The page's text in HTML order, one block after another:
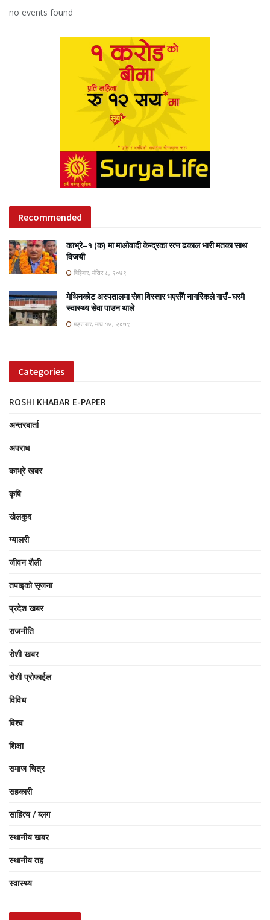
no events found
Recommended
काभ्रे–१ (क) मा माओवादी केन्द्रका रत्न ढकाल भारी मतका साथ
विजयी
बिहिबार, मंसिर ८, २०७९
मेथिनकोट अस्पतालमा सेवा विस्तार भएसँगै नागरिकले गाउँ–घरमै
स्वास्थ्य सेवा पाउन थाले
मङ्लबार, माघ १७, २०७९
Categories
ROSHI KHABAR E-PAPER
अन्तरबार्ता
अपराध
काभ्रे खबर
कृषि
खेलकुद
ग्यालरी
जीवन शैली
तपाइको सृजना
प्रदेश खबर
राजनीति
रोशी खबर
रोशी प्रोफाईल
विविध
विश्व
शिक्षा
समाज चित्र
सहकारी
साहित्य / ब्लग
स्थानीय खबर
स्थानीय तह
स्वास्थ्य